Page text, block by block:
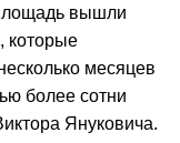
вышли
которые
месяцев
более сотни
Януковича.